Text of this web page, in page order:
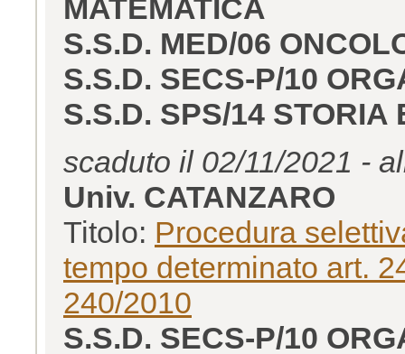
MATEMATICA
S.S.D. MED/06
S.S.D. SECS-P/10
S.S.D. SPS/14
scaduto il 02/11/2021 -
Univ. CATANZARO
Titolo: Procedura
tempo determinato art.
240/2010
S.S.D. SECS-P/10